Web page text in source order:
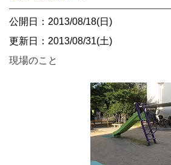
公開日：2013/08/18(日)
更新日：2013/08/31(土)
現場のこと